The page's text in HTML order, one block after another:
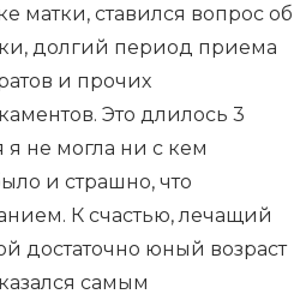
матки, ставился вопрос об
долгий период приема
и прочих
Это длилось 3
я не могла ни с кем
и страшно, что
К счастью, лечащий
достаточно юный возраст
самым